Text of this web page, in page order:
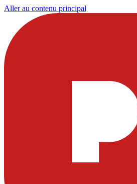
Aller au contenu principal